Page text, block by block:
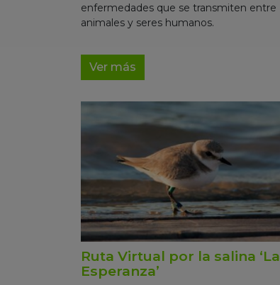
enfermedades que se transmiten entre
animales y seres humanos.
Ver más
Ruta Virtual por la salina ‘La
Esperanza’